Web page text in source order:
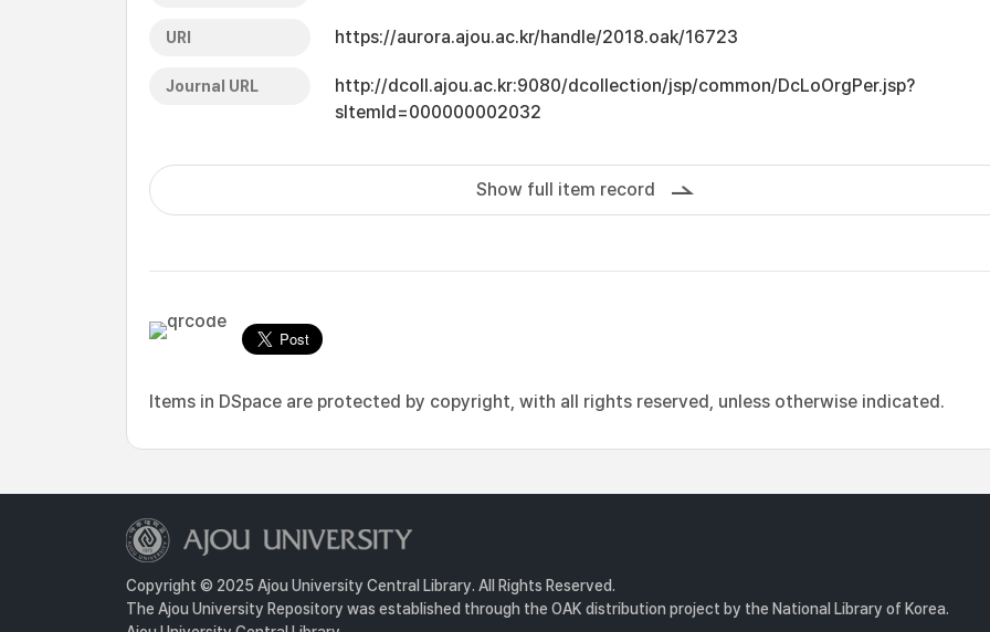
URI https://aurora.ajou.ac.kr/handle/2018.oak/16723
Journal URL
http://dcoll.ajou.ac.kr:9080/dcollection/jsp/common/DcLoOrgPer.jsp?
sItemId=000000002032
Show full item record
Items in DSpace are protected by copyright, with all rights reserved, unless otherwise indicated.
Copyright © 2025 Ajou University Central Library. All Rights Reserved.
The Ajou University Repository was established through the OAK distribution project by the National Library of Korea.